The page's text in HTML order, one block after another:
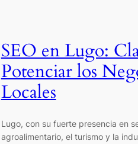
SEO en Lugo:
Potenciar los
Locales
Lugo, con su fuerte presencia en
agroalimentario, el turismo y la